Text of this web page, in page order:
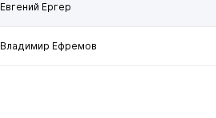
Евгений Ергер
Владимир Ефремов